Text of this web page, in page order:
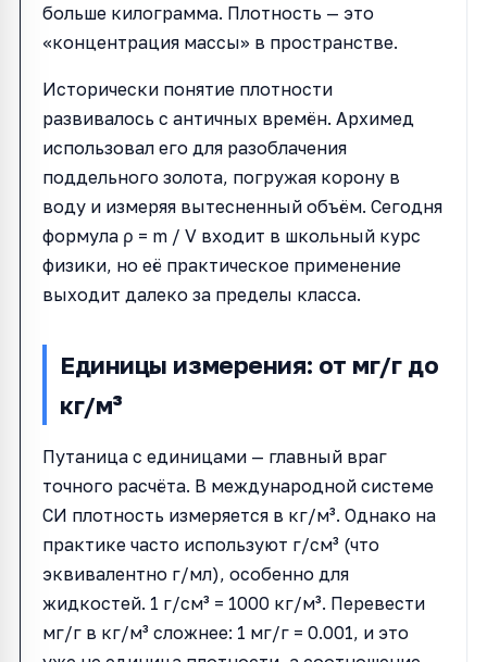
больше килограмма. Плотность — это
«концентрация массы» в пространстве.
Исторически понятие плотности
развивалось с античных времён. Архимед
использовал его для разоблачения
поддельного золота, погружая корону в
воду и измеряя вытесненный объём. Сегодня
формула ρ = m / V входит в школьный курс
физики, но её практическое применение
выходит далеко за пределы класса.
Единицы измерения: от мг/г до
кг/м³
Путаница с единицами — главный враг
точного расчёта. В международной системе
СИ плотность измеряется в кг/м³. Однако на
практике часто используют г/см³ (что
эквивалентно г/мл), особенно для
жидкостей. 1 г/см³ = 1000 кг/м³. Перевести
мг/г в кг/м³ сложнее: 1 мг/г = 0.001, и это